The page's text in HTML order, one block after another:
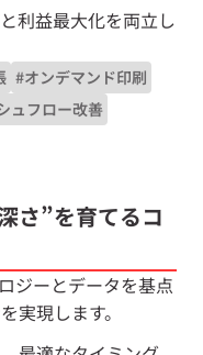
利益最大化を両立し
#オンデマンド印刷
ュフロー改善
さ”を育てるコ
ジーとデータを基点
実現します。